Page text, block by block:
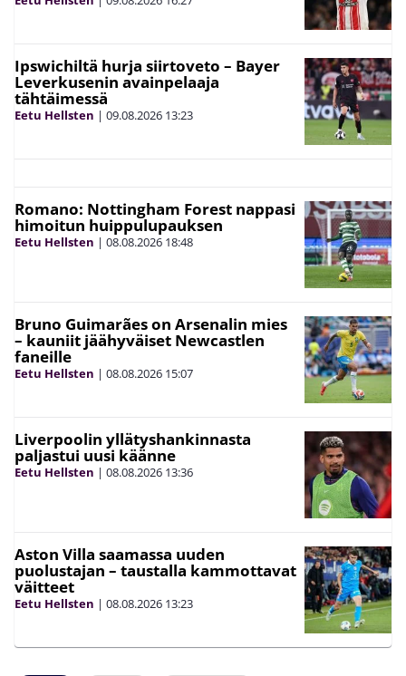
Ipswichiltä hurja siirtoveto – Bayer
Leverkusenin avainpelaaja
tähtäimessä
Eetu Hellsten | 09.08.2026 13:23
Romano: Nottingham Forest nappasi
himoitun huippulupauksen
Eetu Hellsten | 08.08.2026 18:48
Bruno Guimarães on Arsenalin mies
– kauniit jäähyväiset Newcastlen
faneille
Eetu Hellsten | 08.08.2026 15:07
Liverpoolin yllätyshankinnasta
paljastui uusi käänne
Eetu Hellsten | 08.08.2026 13:36
Aston Villa saamassa uuden
puolustajan – taustalla kammottavat
väitteet
Eetu Hellsten | 08.08.2026 13:23